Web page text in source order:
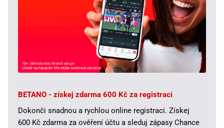
BETANO - získej zdarma 600 Kč za registraci
Dokonči snadnou a rychlou online registraci. Získej
600 Kč zdarma za ověření účtu a sleduj zápasy Chance